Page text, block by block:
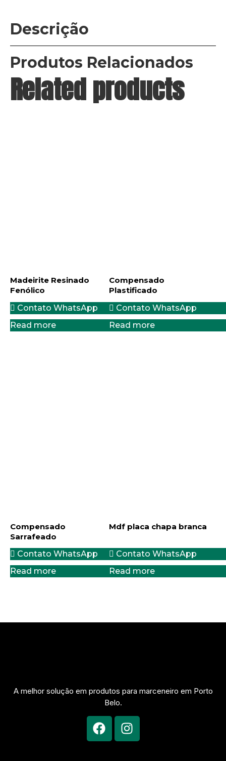
Descrição
Produtos Relacionados
Related products
Madeirite Resinado
Fenólico
Contato WhatsApp
Read more
Compensado
Plastificado
Contato WhatsApp
Read more
Compensado
Sarrafeado
Contato WhatsApp
Read more
Mdf placa chapa branca
Contato WhatsApp
Read more
A melhor solução em produtos para marceneiro em Porto
Belo.